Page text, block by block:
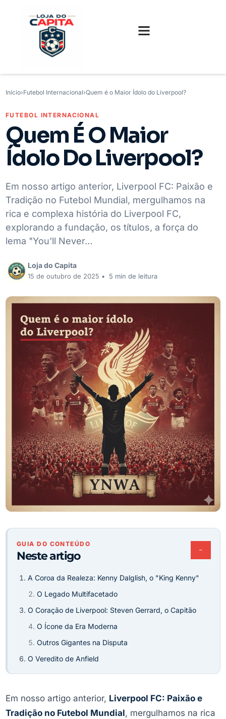
Início›Futebol Internacional›Quem é o Maior Ídolo do Liverpool?
FUTEBOL INTERNACIONAL
Quem É O Maior
Ídolo Do Liverpool?
Em nosso artigo anterior, Liverpool FC: Paixão e
Tradição no Futebol Mundial, mergulhamos na
rica e complexa história do Liverpool FC,
explorando a fundação, os títulos, a força do
lema "You'll Never…
Loja do Capita
15 de outubro de 2025 • 5 min de leitura
GUIA DO CONTEÚDO
Neste artigo −
A Coroa da Realeza: Kenny Dalglish, o "King Kenny"
O Legado Multifacetado
O Coração de Liverpool: Steven Gerrard, o Capitão
O Ícone da Era Moderna
Outros Gigantes na Disputa
O Veredito de Anfield
Em nosso artigo anterior, Liverpool FC: Paixão e
Tradição no Futebol Mundial, mergulhamos na rica